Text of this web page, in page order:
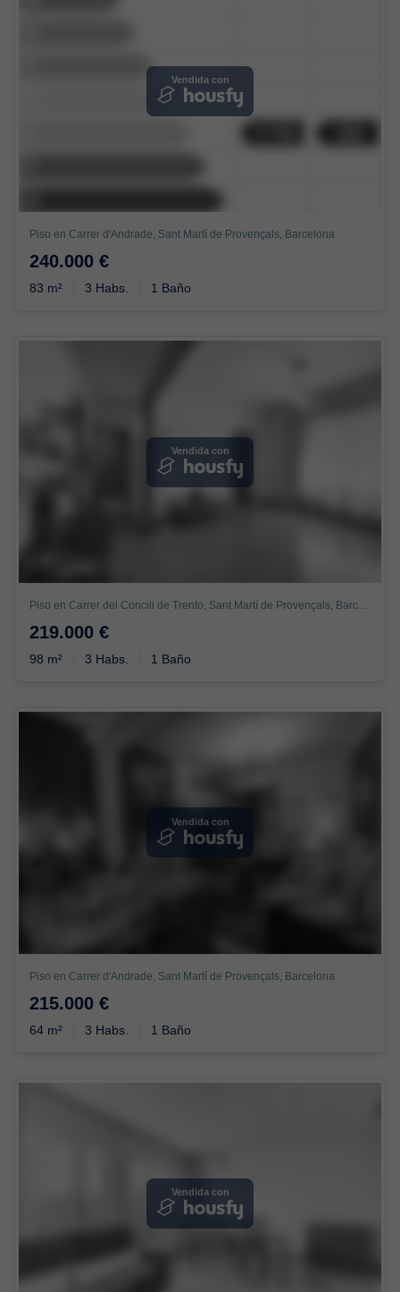
Vendida con
Piso en Carrer d'Andrade, Sant Martí de Provençals, Barcelona
240.000 €
83 m² 3 Habs. 1 Baño
Vendida con
Piso en Carrer del Concili de Trento, Sant Martí de Provençals, Barcelona
219.000 €
98 m² 3 Habs. 1 Baño
Vendida con
Piso en Carrer d'Andrade, Sant Martí de Provençals, Barcelona
215.000 €
64 m² 3 Habs. 1 Baño
Vendida con